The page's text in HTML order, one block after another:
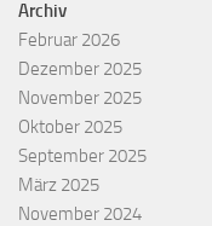
Archiv
Februar 2026
Dezember 2025
November 2025
Oktober 2025
September 2025
März 2025
November 2024